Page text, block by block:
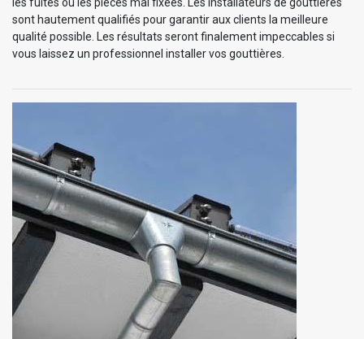
les fuites ou les pièces mal fixées. Les installateurs de gouttières
sont hautement qualifiés pour garantir aux clients la meilleure
qualité possible. Les résultats seront finalement impeccables si
vous laissez un professionnel installer vos gouttières.